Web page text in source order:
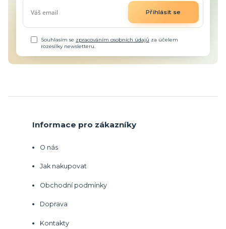
Přihlásit se
Souhlasím se zpracováním osobních údajů za účelem
rozesílky newsletteru.
Informace pro zákazníky
O nás
Jak nakupovat
Obchodní podmínky
Doprava
Kontakty